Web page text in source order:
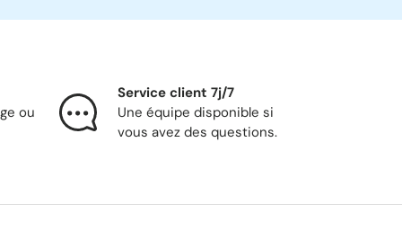
ou
Service client 7j/7
Une équipe disponible si
vous avez des questions.